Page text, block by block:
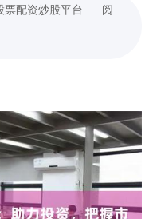
票配资炒股平台
阅